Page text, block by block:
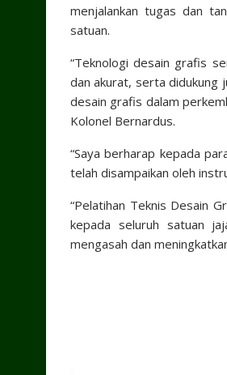
menjalankan tugas dan
satuan.
“Teknologi desain grafis
dan akurat, serta didukung
desain grafis dalam
Kolonel Bernardus.
“Saya berharap kepada
telah disampaikan oleh
“Pelatihan Teknis Desain
kepada seluruh satuan
mengasah dan